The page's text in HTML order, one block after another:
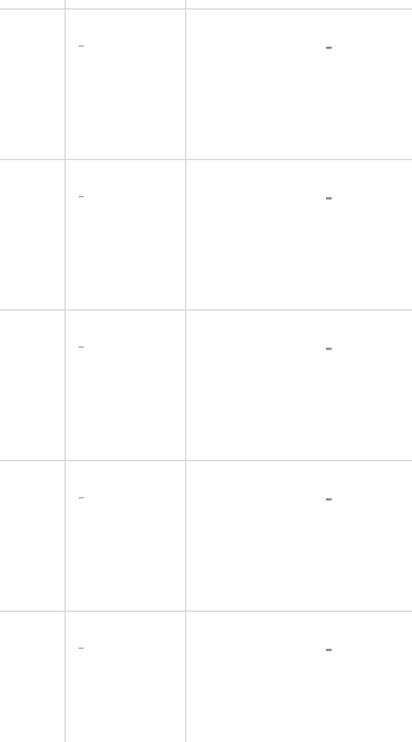
- -
- -
- -
- -
- -